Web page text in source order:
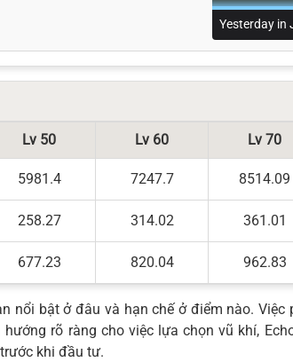
Lv 50 Lv 60 Lv 70
5981.4 7247.7 8514.09
258.27 314.02 361.01
677.23 820.04 962.83
nổi bật ở đâu và hạn chế ở điểm nào.
rõ ràng cho việc lựa chọn vũ khí,
khi đầu tư.